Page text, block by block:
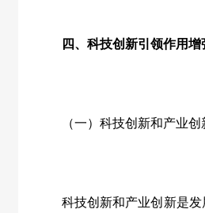
四、科技创新引领作用增
（一）科技创新和产业创
科技创新和产业创新是发